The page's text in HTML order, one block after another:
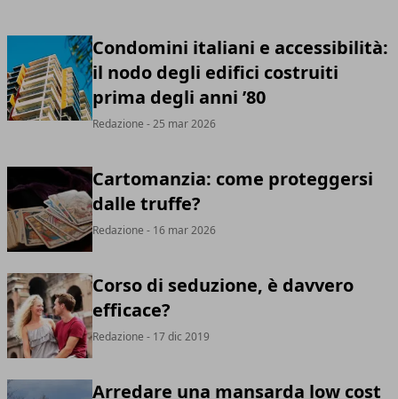
Condomini italiani e accessibilità:
il nodo degli edifici costruiti
prima degli anni ’80
Redazione - 25 mar 2026
Cartomanzia: come proteggersi
dalle truffe?
Redazione - 16 mar 2026
Corso di seduzione, è davvero
efficace?
Redazione - 17 dic 2019
Arredare una mansarda low cost